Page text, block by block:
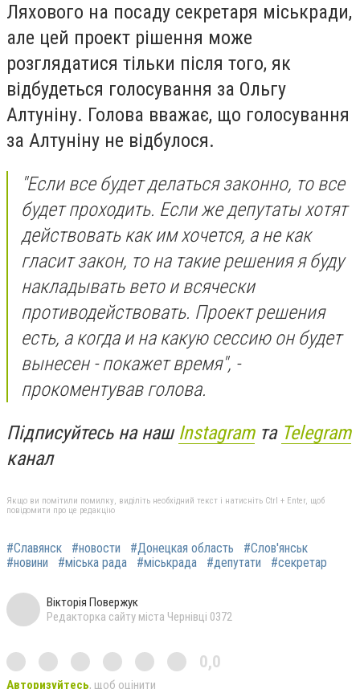
Ляхового на посаду секретаря міськради,
але цей проект рішення може
розглядатися тільки після того, як
відбудеться голосування за Ольгу
Алтуніну. Голова вважає, що голосування
за Алтуніну не відбулося.
"Если все будет делаться законно, то все
будет проходить. Если же депутаты хотят
действовать как им хочется, а не как
гласит закон, то на такие решения я буду
накладывать вето и всячески
противодействовать. Проект решения
есть, а когда и на какую сессию он будет
вынесен - покажет время", -
прокоментував голова.
Підписуйтесь на наш Instagramта Telegram
канал
Якщо ви помітили помилку, виділіть необхідний текст і натисніть Ctrl + Enter, щоб
повідомити про це редакцію
#Славянск #новости #Донецкая область
#Слов'янськ
#новини
#міська рада #міськрада #депутати #секретар
Вікторія Повержук
Редакторка сайту міста Чернівці 0372
0,0
Авторизуйтесь, щоб оцінити